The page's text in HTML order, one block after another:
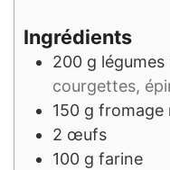
Ingrédients
200 g légumes
courgettes,
150 g fromage
2 œufs
100 g farine